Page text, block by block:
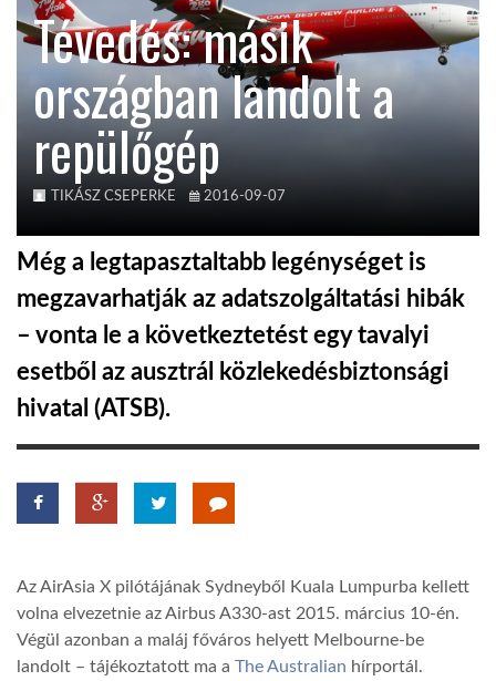
GLOBOTV
AFRIKA TUDÁSTÁR
A NAP SZÉPE
LINKTR.EE
GLOBOZSARU
DOBRAVERO.HU
LATIMO.HU
Tévedés: másik
országban landolt a
repülőgép
TIKÁSZ CSEPERKE 2016-09-07
Még a legtapasztaltabb legénységet is
megzavarhatják az adatszolgáltatási hibák
– vonta le a következtetést egy tavalyi
esetből az ausztrál közlekedésbiztonsági
hivatal (ATSB).
Az AirAsia X pilótájának Sydneyből Kuala Lumpurba kellett
volna elvezetnie az Airbus A330-ast 2015. március 10-én.
Végül azonban a maláj főváros helyett Melbourne-be
landolt – tájékoztatott ma a The Australian hírportál.